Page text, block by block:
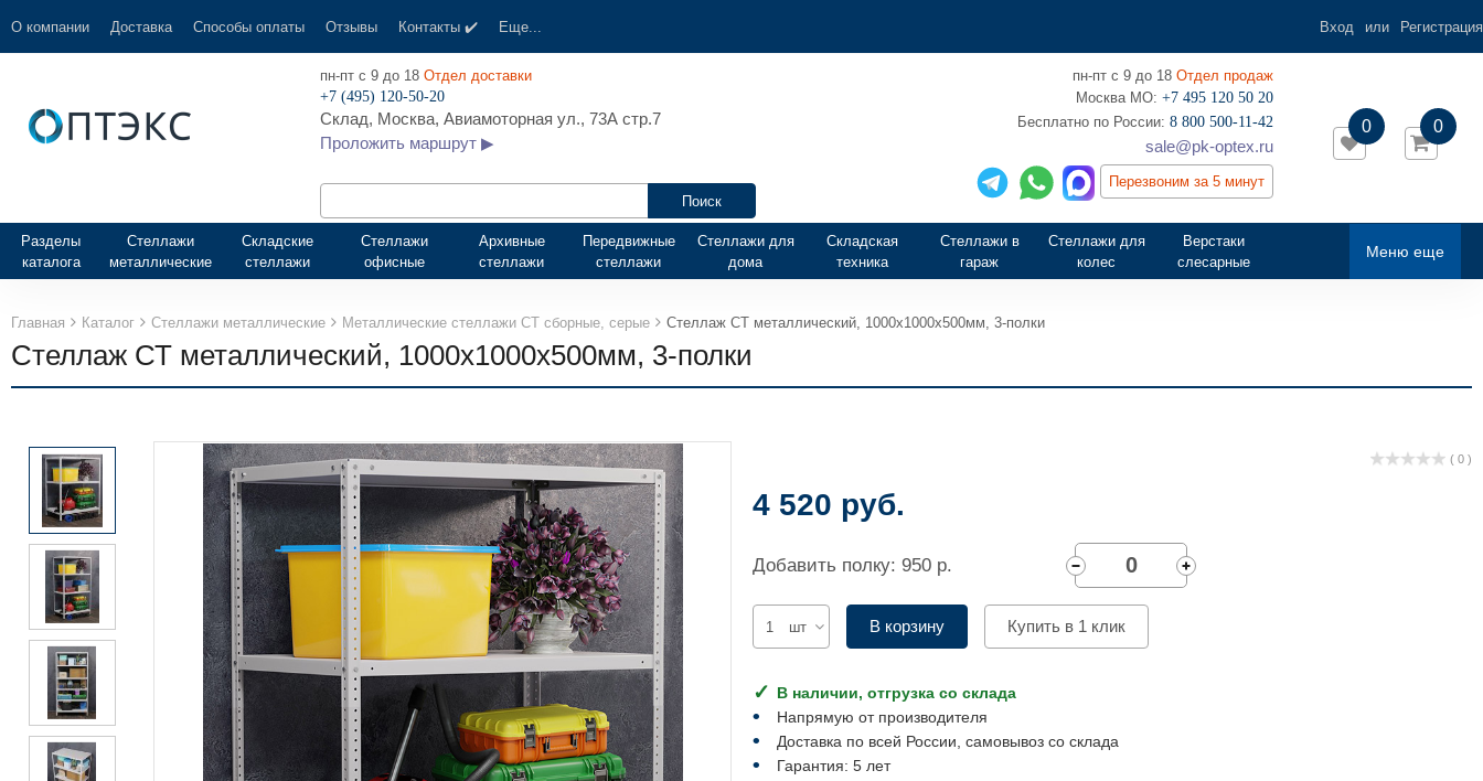
О компании Доставка Способы оплаты Отзывы Контакты ✔️ Еще... Вход или Регистрация
пн-пт с 9 до 18 Отдел доставки
+7 (495) 120-50-20
Склад, Москва, Авиамоторная ул., 73А стр.7
Проложить маршрут ▶
пн-пт с 9 до 18 Отдел продаж
Москва МО: +7 495 120 50 20
‎Бесплатно по России: 8 800 500-11-42
sale@pk-optex.ru
Перезвоним за 5 минут
0
0
Меню еще
Разделы
каталога
Стеллажи
металлические
Складские
стеллажи
Стеллажи
офисные
Архивные
стеллажи
Передвижные
стеллажи
Стеллажи для
дома
Складская
техника
Стеллажи в
гараж
Стеллажи для
колес
Верстаки
слесарные
Главная Каталог Стеллажи металлические Металлические стеллажи СТ сборные, серые Стеллаж СТ металлический, 1000х1000х500мм, 3-полки
Стеллаж СТ металлический, 1000х1000х500мм, 3-полки
( 0 )
4 520 руб.
Добавить полку: 950 р.
шт В корзину Купить в 1 клик
В наличии, отгрузка со склада
Напрямую от производителя
Доставка по всей России, самовывоз со склада
Гарантия: 5 лет